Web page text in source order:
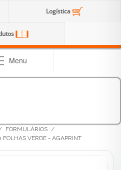
Logística
Menu
FORMULÁRIOS /
VERDE - AGAPRINT